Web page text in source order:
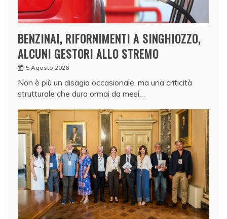
BENZINAI, RIFORNIMENTI A SINGHIOZZO,
ALCUNI GESTORI ALLO STREMO
5 Agosto 2026
Non è più un disagio occasionale, ma una criticità
strutturale che dura ormai da mesi…